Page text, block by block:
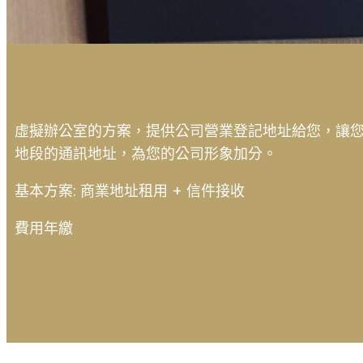
虛擬辦公室的方案，提供公司營業登記地址給您，讓
地段的通訊地址，為您的公司形象加分。
基本方案: 商業地址租用 + 信件接收
費用年繳